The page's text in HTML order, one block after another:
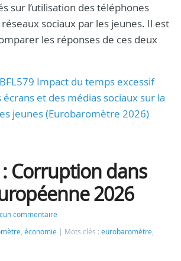
sur l’utilisation des téléphones
sociaux par les jeunes. Il est
les réponses de ces deux
Impact du temps excessif
et des médias sociaux sur la
jeunes (Eurobaromètre 2026)
: Corruption dans
2026
commentaire
, économie Mots clés : eurobaromètre,